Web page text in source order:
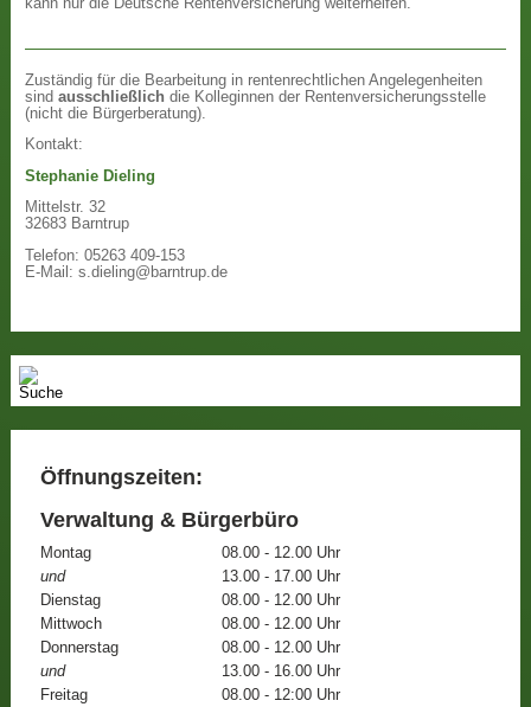
kann nur die Deutsche Rentenversicherung weiterhelfen.
Zuständig für die Bearbeitung in rentenrechtlichen Angelegenheiten
sindausschließlich die Kolleginnen der Rentenversicherungsstelle
(nicht die Bürgerberatung).
Kontakt:
Stephanie Dieling
Mittelstr. 32
32683 Barntrup
Telefon: 05263 409-153
E-Mail: s.dieling@barntrup.de
Öffnungszeiten:
Verwaltung & Bürgerbüro
Montag
08.00 - 12.00 Uhr
und
13.00 - 17.00 Uhr
Dienstag
08.00 - 12.00 Uhr
Mittwoch
08.00 - 12.00 Uhr
Donnerstag
08.00 - 12.00 Uhr
und
13.00 - 16.00 Uhr
Freitag
08.00 - 12:00 Uhr